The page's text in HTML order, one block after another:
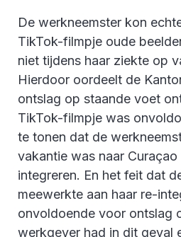
De werkneemster kon
TikTok-filmpje oude
niet tijdens haar ziekte op
Hierdoor oordeelt de
ontslag op staande voet
TikTok-filmpje was
te tonen dat de
vakantie was naar
integreren. En het feit dat
meewerkte aan haar re-
onvoldoende voor ontslag
werkgever had in dit geval